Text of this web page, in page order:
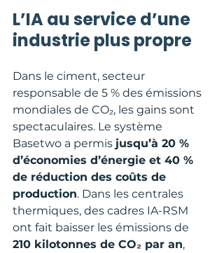
L’IA au service d’une
industrie plus propre
Dans le ciment, secteur
responsable de 5 % des émissions
mondiales de CO₂, les gains sont
spectaculaires. Le système
Basetwo a permis jusqu’à 20 %
d’économies d’énergie et 40 %
de réduction des coûts de
production. Dans les centrales
thermiques, des cadres IA-RSM
ont fait baisser les émissions de
210 kilotonnes de CO₂ par an,